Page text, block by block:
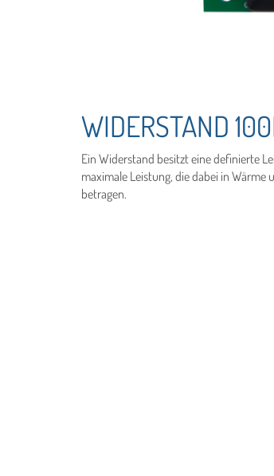
WIDERSTAND
Ein Widerstand besitzt eine definierte
maximale Leistung, die dabei in
betragen.